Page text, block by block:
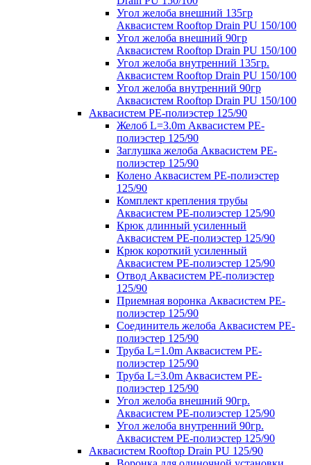
Угол желоба внешний 135гр
Аквасистем Rooftop Drain PU 150/100
Угол желоба внешний 90гр
Аквасистем Rooftop Drain PU 150/100
Угол желоба внутренний 135гр.
Аквасистем Rooftop Drain PU 150/100
Угол желоба внутренний 90гр
Аквасистем Rooftop Drain PU 150/100
Аквасистем PE-полиэстер 125/90
Желоб L=3.0m Аквасистем PE-
полиэстер 125/90
Заглушка желоба Аквасистем PE-
полиэстер 125/90
Колено Аквасистем PE-полиэстер
125/90
Комплект крепления трубы
Аквасистем PE-полиэстер 125/90
Крюк длинный усиленный
Аквасистем PE-полиэстер 125/90
Крюк короткий усиленный
Аквасистем PE-полиэстер 125/90
Отвод Аквасистем РЕ-полиэстер
125/90
Приемная воронка Аквасистем PE-
полиэстер 125/90
Соединитель желоба Аквасистем PE-
полиэстер 125/90
Труба L=1.0m Аквасистем PE-
полиэстер 125/90
Труба L=3.0m Аквасистем PE-
полиэстер 125/90
Угол желоба внешний 90гр.
Аквасистем PE-полиэстер 125/90
Угол желоба внутренний 90гр.
Аквасистем PE-полиэстер 125/90
Аквасистем Rooftop Drain PU 125/90